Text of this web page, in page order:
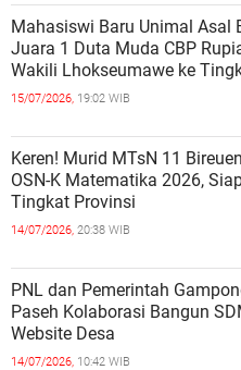
Mahasiswi Baru Unimal Asal
Juara 1 Duta Muda CBP
Wakili Lhokseumawe ke
15/07/2026, 19:02 WIB
Keren! Murid MTsN 11
OSN-K Matematika 2026,
Tingkat Provinsi
14/07/2026, 20:38 WIB
PNL dan Pemerintah
Paseh Kolaborasi Bangun
Website Desa
14/07/2026, 10:42 WIB